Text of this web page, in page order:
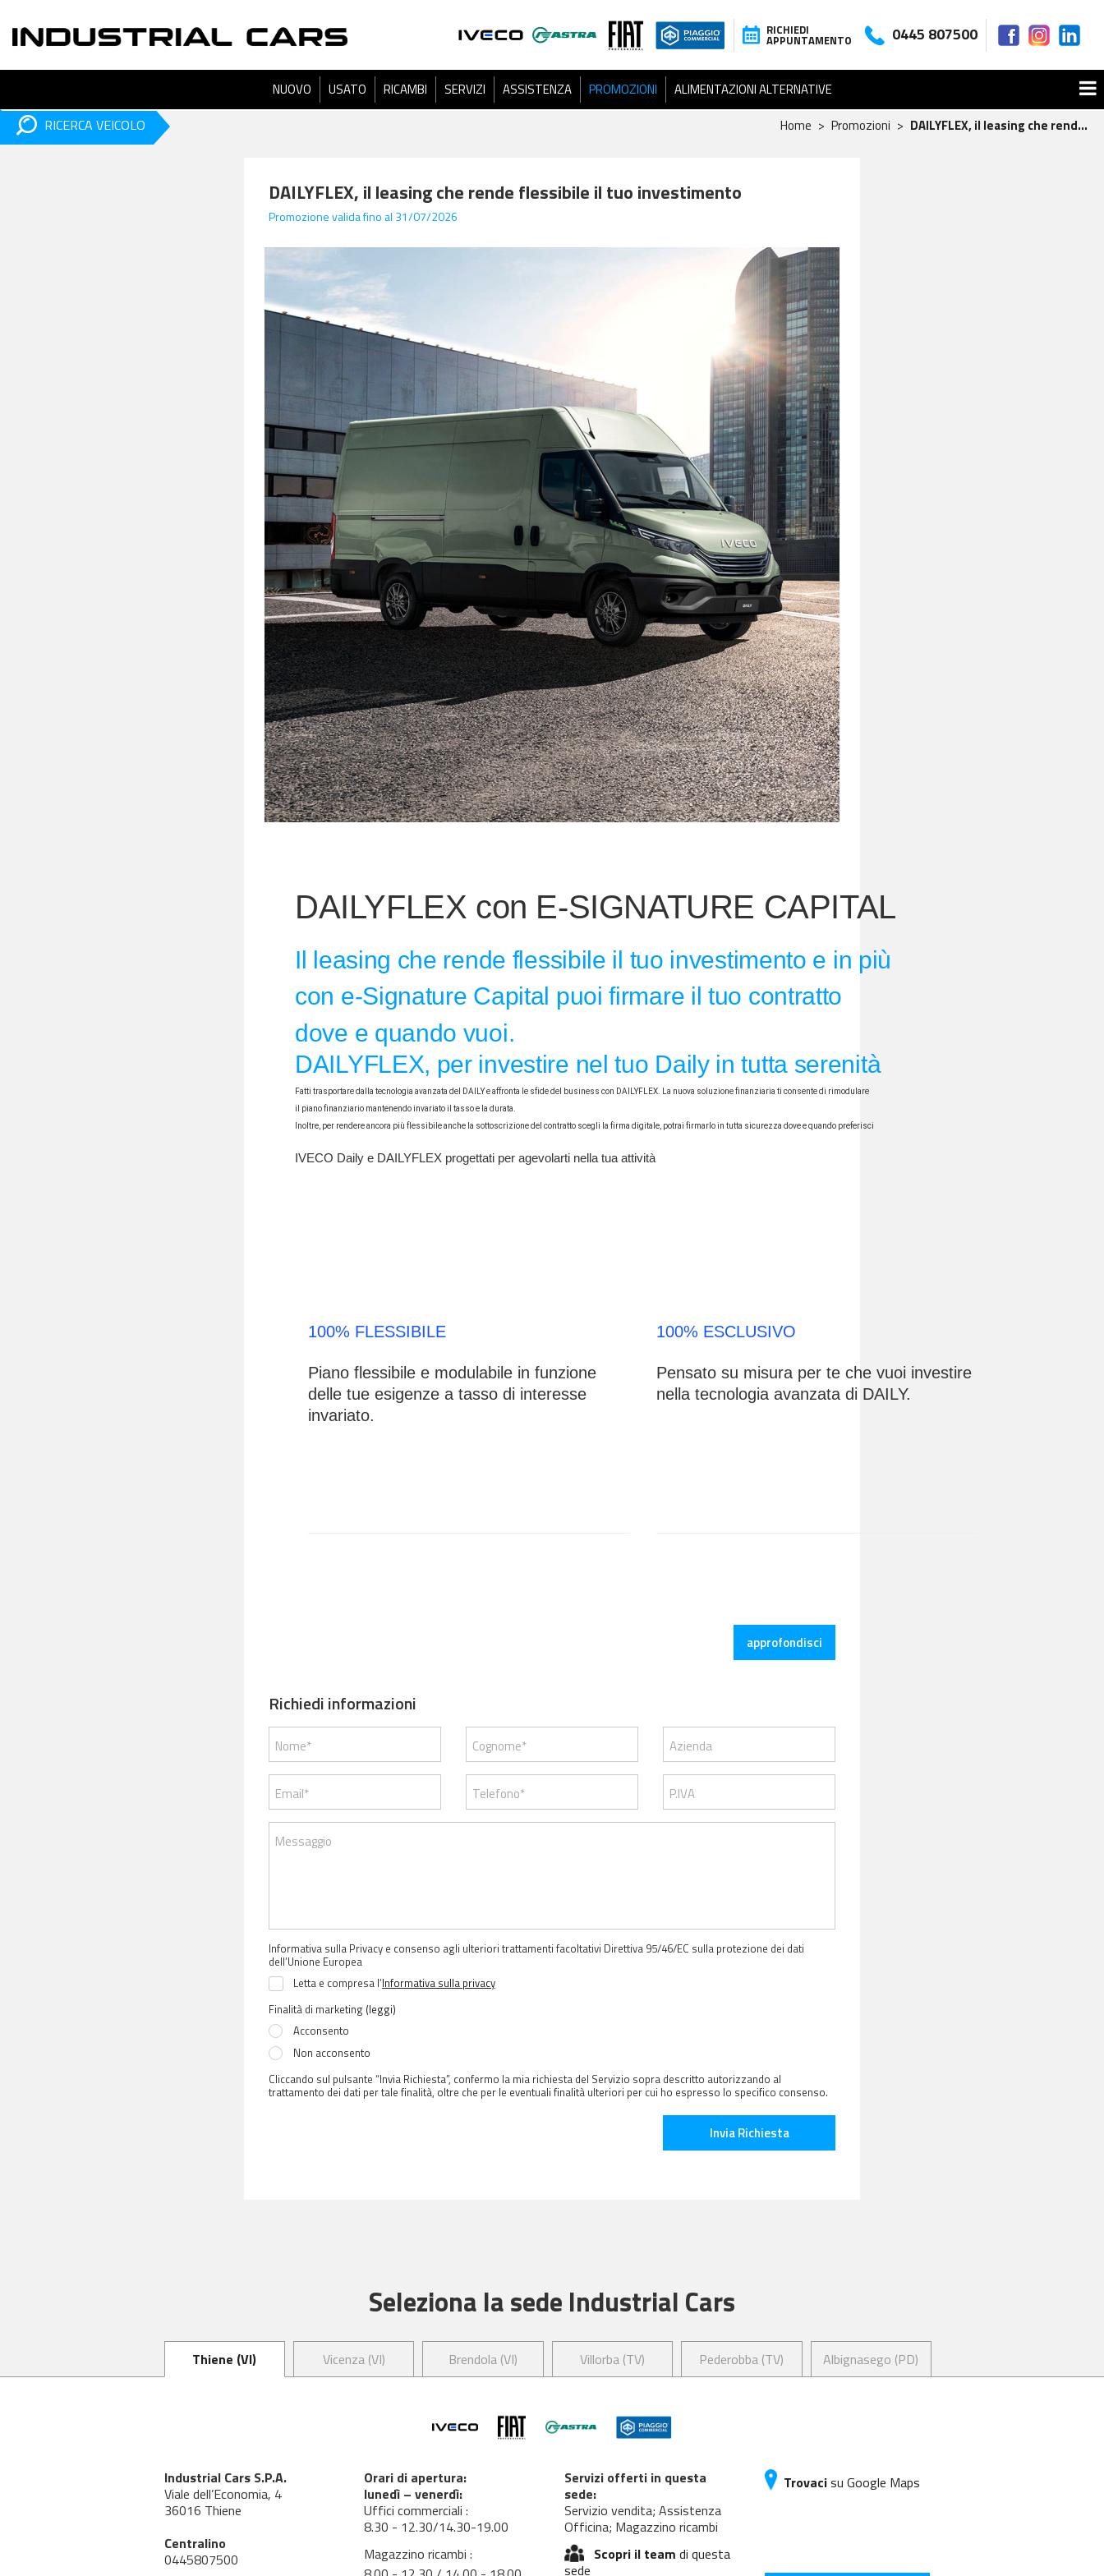
RICHIEDI
APPUNTAMENTO 0445 807500
NUOVO USATO RICAMBI SERVIZI ASSISTENZA PROMOZIONI ALIMENTAZIONI ALTERNATIVE
RICERCA VEICOLO Home Promozioni DAILYFLEX, il leasing che rend...
DAILYFLEX, il leasing che rende flessibile il tuo investimento
Promozione valida fino al 31/07/2026
DAILYFLEX con E-SIGNATURE CAPITAL
Il leasing che rende flessibile il tuo investimento e in più
con e-Signature Capital puoi firmare il tuo contratto
dove e quando vuoi.
DAILYFLEX, per investire nel tuo Daily in tutta serenità
Fatti trasportare dalla tecnologia avanzata del DAILY e affronta le sfide del business con DAILYFLEX. La nuova soluzione finanziaria ti consente di rimodulare
il piano finanziario mantenendo invariato il tasso e la durata.
Inoltre, per rendere ancora più flessibile anche la sottoscrizione del contratto scegli la firma digitale, potrai firmarlo in tutta sicurezza dove e quando preferisci
IVECO Daily e DAILYFLEX progettati per agevolarti nella tua attività
100% FLESSIBILE
Piano flessibile e modulabile in funzione
delle tue esigenze a tasso di interesse
invariato.
100% ESCLUSIVO
Pensato su misura per te che vuoi investire
nella tecnologia avanzata di DAILY.
approfondisci
Richiedi informazioni
Nome* Cognome* Azienda
Email* Telefono* P.IVA
Messaggio
Informativa sulla Privacy e consenso agli ulteriori trattamenti facoltativi Direttiva 95/46/EC sulla protezione dei dati
dell’Unione Europea
Letta e compresa l’Informativa sulla privacy
Finalità di marketing (leggi)
Acconsento
Non acconsento
Cliccando sul pulsante “Invia Richiesta”, confermo la mia richiesta del Servizio sopra descritto autorizzando al
trattamento dei dati per tale finalità, oltre che per le eventuali finalità ulteriori per cui ho espresso lo specifico consenso.
Invia Richiesta
Seleziona la sede Industrial Cars
Thiene (VI) Vicenza (VI) Brendola (VI) Villorba (TV) Pederobba (TV) Albignasego (PD)
Industrial Cars S.P.A.
Viale dell’Economia, 4
36016 Thiene
Centralino
0445807500
Orari di apertura:
lunedì – venerdì:
Uffici commerciali :
8.30 - 12.30/14.30-19.00
Magazzino ricambi :
Servizi offerti in questa
sede:
Servizio vendita; Assistenza
Officina; Magazzino ricambi
Scopri il team di questa
sede
Trovacisu Google Maps